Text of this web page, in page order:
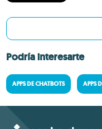
Podría interesarte
APPS DE CHATBOTS APPS